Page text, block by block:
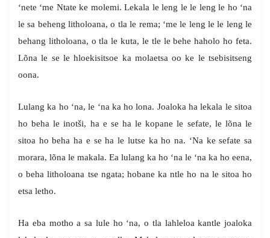
‘nete ‘me Ntate ke molemi. Lekala le leng le le leng le ho ‘na
le sa beheng litholoana, o tla le rema; ‘me le leng le le leng le
behang litholoana, o tla le kuta, le tle le behe haholo ho feta.
Lõna le se le hloekisitsoe ka molaetsa oo ke le tsebisitseng
oona.
Lulang ka ho ‘na, le ‘na ka ho lona. Joaloka ha lekala le sitoa
ho beha le inotši, ha e se ha le kopane le sefate, le lõna le
sitoa ho beha ha e se ha le lutse ka ho na. ‘Na ke sefate sa
morara, lõna le makala. Ea lulang ka ho ‘na le ‘na ka ho eena,
o beha litholoana tse ngata; hobane ka ntle ho na le sitoa ho
etsa letho.
Ha eba motho a sa lule ho ‘na, o tla lahleloa kantle joaloka